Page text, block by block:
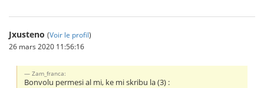
Jxusteno (Voir le profil)
26 mars 2020 11:56:16
Zam_franca:
Bonvolu permesi al mi, ke mi skribu la (3) :